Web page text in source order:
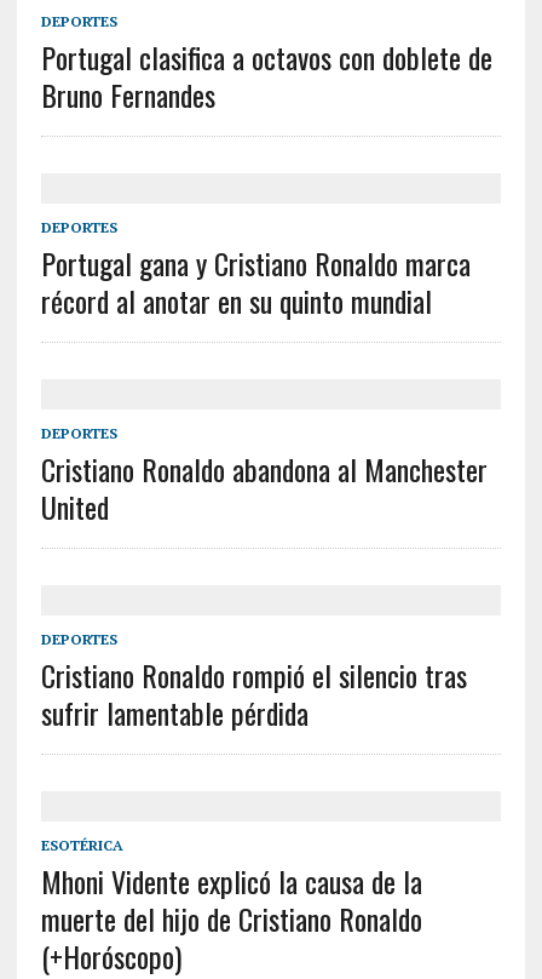
DEPORTES
Portugal clasifica a octavos con doblete de
Bruno Fernandes
DEPORTES
Portugal gana y Cristiano Ronaldo marca
récord al anotar en su quinto mundial
DEPORTES
Cristiano Ronaldo abandona al Manchester
United
DEPORTES
Cristiano Ronaldo rompió el silencio tras
sufrir lamentable pérdida
ESOTÉRICA
Mhoni Vidente explicó la causa de la
muerte del hijo de Cristiano Ronaldo
(+Horóscopo)